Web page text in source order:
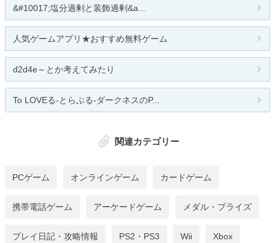
&#10017;塩分過剰と装飾過剰&a...
人気ゲームアプリ★おすすめ無料ゲーム
d2d4e～とか考えてみたり
To LOVEる-とらぶる-ダークネスのP...
関連カテゴリー
PCゲーム オンラインゲーム カードゲーム
携帯電話ゲーム アーケードゲーム メダル・プライズ
プレイ日記・攻略情報 PS2・PS3 Wii Xbox